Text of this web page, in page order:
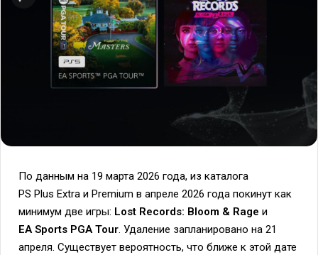
По данным на 19 марта 2026 года, из каталога
PS Plus Extra и Premium в апреле 2026 года покинут как
минимум две игры: Lost Records: Bloom & Rage и
EA Sports PGA Tour. Удаление запланировано на 21
апреля. Существует вероятность, что ближе к этой дате